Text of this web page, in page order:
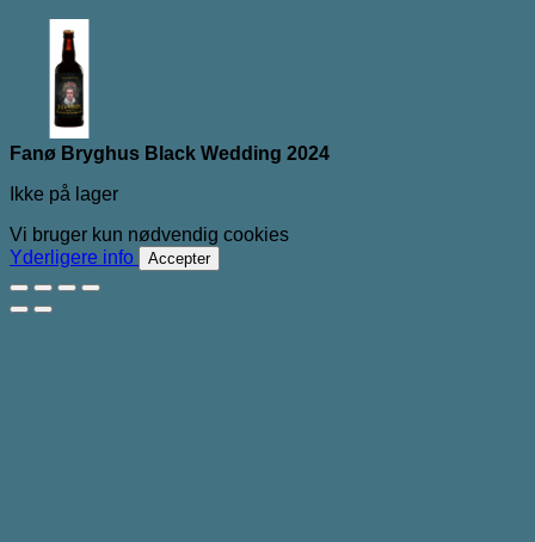
Fanø Bryghus Black Wedding 2024
Ikke på lager
Vi bruger kun nødvendig cookies
Yderligere info
Accepter